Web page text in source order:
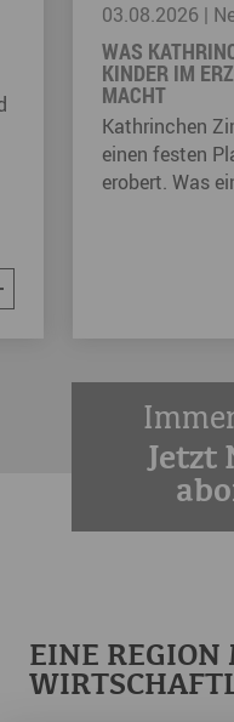
03.08.2026 |
WAS
KINDER IM
MACHT
Kathrinchen
einen festen
erobert. Was
Jetzt
EINE REGION